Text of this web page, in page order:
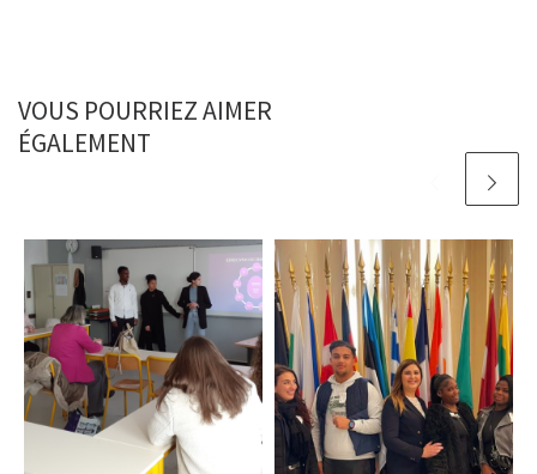
VOUS POURRIEZ AIMER
ÉGALEMENT